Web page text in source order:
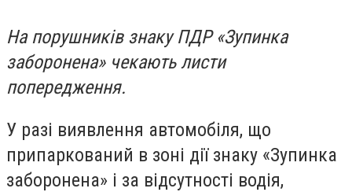
На порушників знаку ПДР «Зупинка
заборонена» чекають листи
попередження.
У разі виявлення автомобіля, що
припаркований в зоні дії знаку «Зупинка
заборонена» і за відсутності водія,